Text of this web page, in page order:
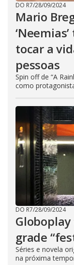
DO R7/28/09/2024
Mario
tocar a
pessoas
Spin off de “A
como
DO R7/28/09/2024
grade
Séries e novela
na próxima